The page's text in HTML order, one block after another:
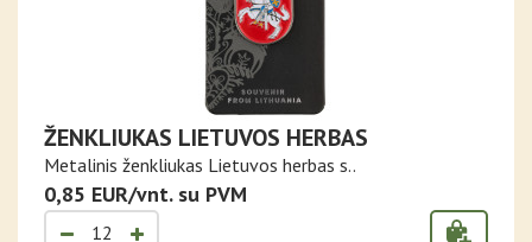
ŽENKLIUKAS LIETUVOS HERBAS
Metalinis ženkliukas Lietuvos herbas s..
0,85 EUR/vnt. su PVM